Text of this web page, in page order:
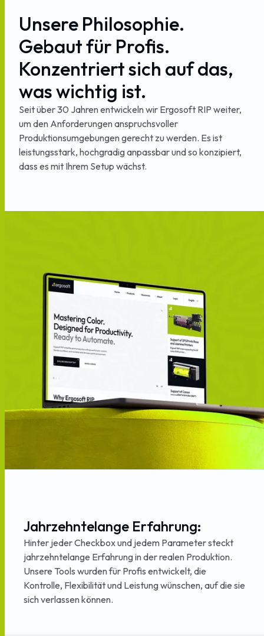
Unsere Philosophie.
Gebautfür Profis.
Konzentriertsich aufdas,
waswichtig ist.
Seitüber30 Jahrenentwickelnwir Ergosoft RIP weiter,
umden Anforderungenanspruchsvoller
Produktionsumgebungengerecht zuwerden. Es ist
leistungsstark, hochgradiganpassbarundso konzipiert,
dass es mit Ihrem Setup wächst.
Jahrzehntelange Erfahrung:
Hinter jeder Checkbox und jedem Parameter steckt
jahrzehntelange Erfahrung in der realen Produktion.
Unsere Tools wurden für Profis entwickelt, die
Kontrolle, Flexibilität und Leistung wünschen, auf die sie
sich verlassen können.